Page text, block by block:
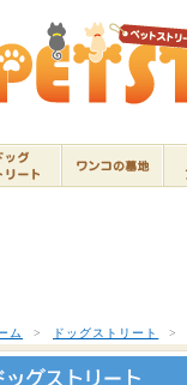
ム > ドッグストリート >